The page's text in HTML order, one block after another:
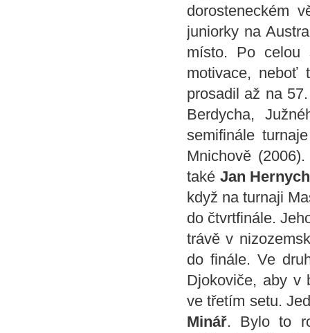
dorosteneckém
juniorky na
místo. Po celou
motivace, neboť
prosadil až na
Berdycha,
semifinále
Mnichově
také Jan Hernych
když na turnaji
do čtvrtfinále.
trávě v
do finále. Ve
Djokoviče, aby v
ve třetím setu.
Minář. Bylo to